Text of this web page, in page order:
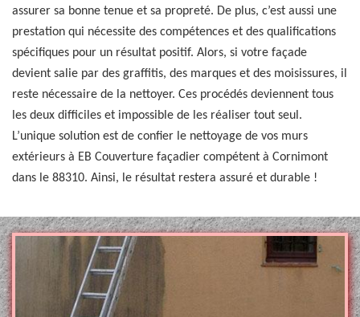
assurer sa bonne tenue et sa propreté. De plus, c’est aussi une
prestation qui nécessite des compétences et des qualifications
spécifiques pour un résultat positif. Alors, si votre façade
devient salie par des graffitis, des marques et des moisissures, il
reste nécessaire de la nettoyer. Ces procédés deviennent tous
les deux difficiles et impossible de les réaliser tout seul.
L’unique solution est de confier le nettoyage de vos murs
extérieurs à EB Couverture façadier compétent à Cornimont
dans le 88310. Ainsi, le résultat restera assuré et durable !